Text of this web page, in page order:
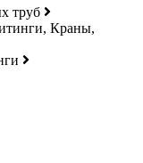
труб
Краны,